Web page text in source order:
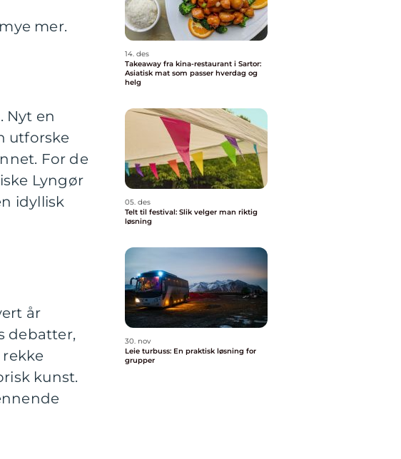
mer.
Nyt en
utforske
For de
Lyngør
idyllisk
år
debatter,
kunst.
14. des
Takeaway fra kina-restaurant i Sartor:
Asiatisk mat som passer hverdag og
helg
05. des
Telt til festival: Slik velger man riktig
løsning
30. nov
Leie turbuss: En praktisk løsning for
grupper